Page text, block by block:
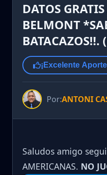
DATOS
BELMONT
BATACAZOS!!.
¡Excelente
Por:ANTONI
Saludos amigo
AMERICANAS. NO